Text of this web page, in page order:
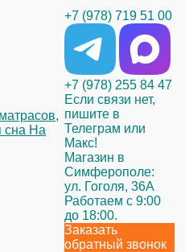
+7 (978) 719 51 00
+7 (978) 255 84 47
Если связи нет,
пишите в
Телеграм или
Макс!
Магазин в
Симферополе:
ул. Гоголя, 36А
Работаем с 9:00
до 18:00.
Заказать
обратный звонок